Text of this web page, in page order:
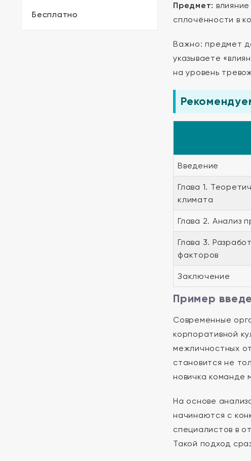
Бесплатно
Предмет:
сплочённости в
Важно: предмет
указываете
на уровень
Введение
Глава 1.
климата
Глава 2. Анализ
Глава 3.
факторов
Заключение
Пример
Современные
корпоративной
межличностных
становится не
новичка команде
На основе
начинаются с
специалистов в
Такой подход